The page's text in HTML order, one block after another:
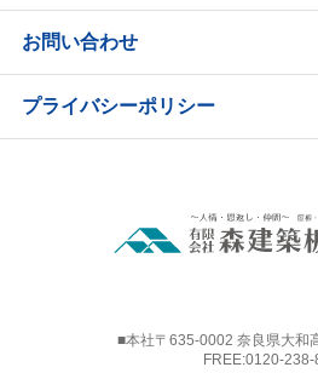
お問い合わせ
プライバシーポリシー
■本社〒635-0002 奈良県大和
FREE:0120-238-